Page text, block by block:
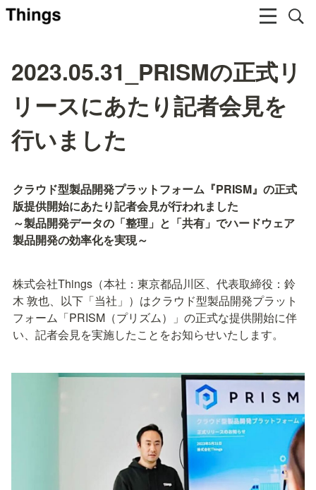
2023.05.31_PRISMの正式リ
リースにあたり記者会見を
行いました
クラウド型製品開発プラットフォーム『PRISM』の正式
版提供開始にあたり記者会見が行われました
～製品開発データの「整理」と「共有」でハードウェア
製品開発の効率化を実現～
株式会社Things（本社：東京都品川区、代表取締役：鈴
木 敦也、以下「当社」）はクラウド型製品開発プラット
フォーム「PRISM（プリズム）」の正式な提供開始に伴
い、記者会見を実施したことをお知らせいたします。